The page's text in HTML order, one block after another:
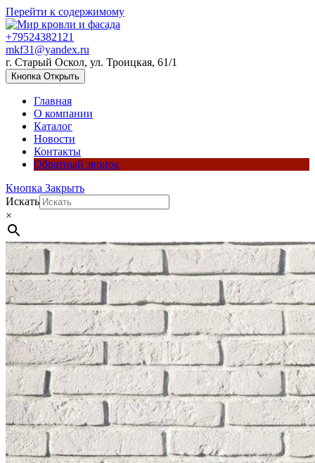
Перейти к содержимому
+79524382121
mkf31@yandex.ru
г. Старый Оскол, ул. Троицкая, 61/1
Кнопка Открыть
Главная
О компании
Каталог
Новости
Контакты
Обратный звонок
Кнопка Закрыть
Искать
×